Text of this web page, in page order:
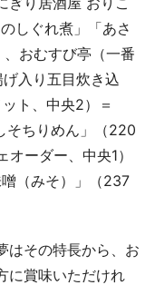
しぐれ煮」「あさ
おむすび亭（一番
入り五目炊き込
ト、中央2）＝
そちりめん」（220
ーダー、中央1）
（みそ）」（237
はその特長から、お
に賞味いただけれ